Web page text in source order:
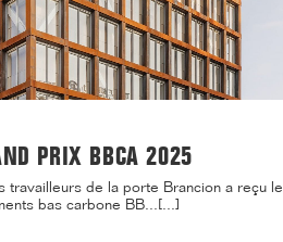
PRIX BBCA 2025
travailleurs de la porte Brancion a reçu le
bas carbone BB...[...]